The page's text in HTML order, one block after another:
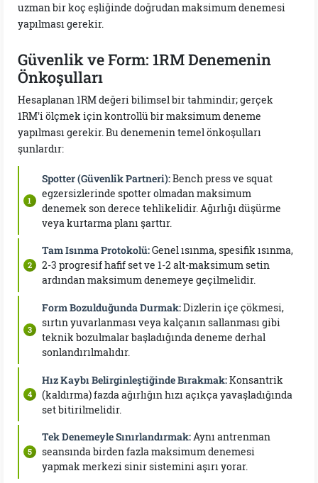
uzman bir koç eşliğinde doğrudan maksimum denemesi
yapılması gerekir.
Güvenlik ve Form: 1RM Denemenin
Önkoşulları
Hesaplanan 1RM değeri bilimsel bir tahmindir; gerçek
1RM'i ölçmek için kontrollü bir maksimum deneme
yapılması gerekir. Bu denemenin temel önkoşulları
şunlardır:
Spotter (Güvenlik Partneri):Bench press ve squat
egzersizlerinde spotter olmadan maksimum
denemek son derece tehlikelidir. Ağırlığı düşürme
veya kurtarma planı şarttır.
Tam Isınma Protokolü:Genel ısınma, spesifik ısınma,
2-3 progresif hafif set ve 1-2 alt-maksimum setin
ardından maksimum denemeye geçilmelidir.
Form Bozulduğunda Durmak:Dizlerin içe çökmesi,
sırtın yuvarlanması veya kalçanın sallanması gibi
teknik bozulmalar başladığında deneme derhal
sonlandırılmalıdır.
Hız Kaybı Belirginleştiğinde Bırakmak:Konsantrik
(kaldırma) fazda ağırlığın hızı açıkça yavaşladığında
set bitirilmelidir.
Tek Denemeyle Sınırlandırmak:Aynı antrenman
seansında birden fazla maksimum denemesi
yapmak merkezi sinir sistemini aşırı yorar.